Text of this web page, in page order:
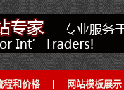
程和价格 网站模板展示